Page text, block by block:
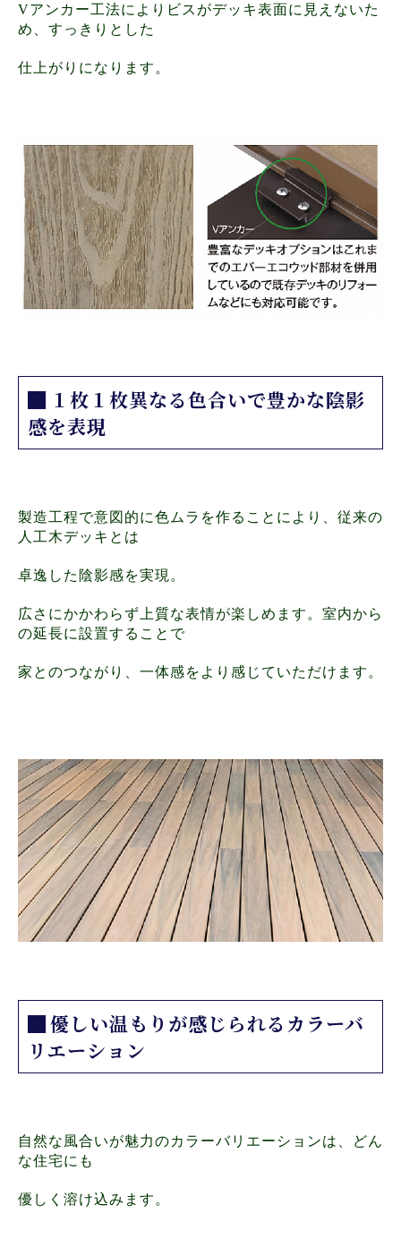
Vアンカー工法によりビスがデッキ表面に見えないた
め、すっきりとした
仕上がりになります。
１枚１枚異なる色合いで豊かな陰影
感を表現
製造工程で意図的に色ムラを作ることにより、従来の
人工木デッキとは
卓逸した陰影感を実現。
広さにかかわらず上質な表情が楽しめます。室内から
の延長に設置することで
家とのつながり、一体感をより感じていただけます。
優しい温もりが感じられるカラーバ
リエーション
自然な風合いが魅力のカラーバリエーションは、どん
な住宅にも
優しく溶け込みます。